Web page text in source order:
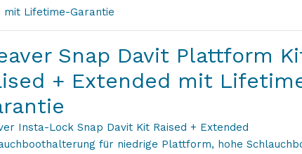
mit Lifetime-Garantie
Snap Davit Plattform
+ Extended mit
Insta-Lock Snap Davit Kit Raised + Extended
für niedrige Plattform, hohe